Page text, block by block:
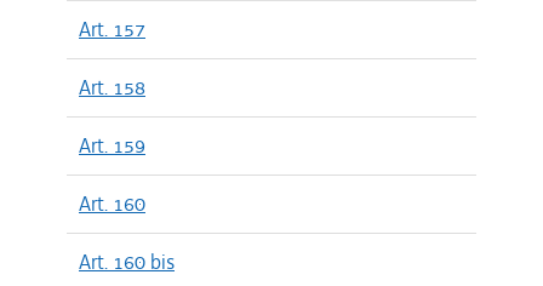
Art. 157
Art. 158
Art. 159
Art. 160
Art. 160 bis